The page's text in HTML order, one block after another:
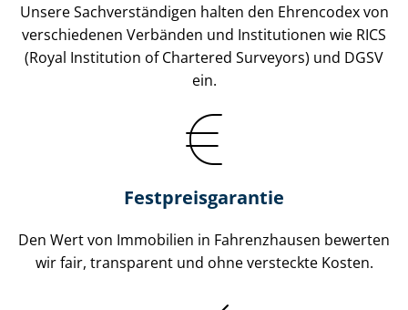
Unsere Sach­ver­stän­di­gen halten den Ehrencodex von
verschiedenen Verbänden und Institutionen wie RICS
(Royal Institution of Chartered Surveyors) und DGSV
ein.
Festpreis​garantie
Den Wert von Immobilien in Fahrenzhausen bewerten
wir fair, transparent und ohne versteckte Kosten.